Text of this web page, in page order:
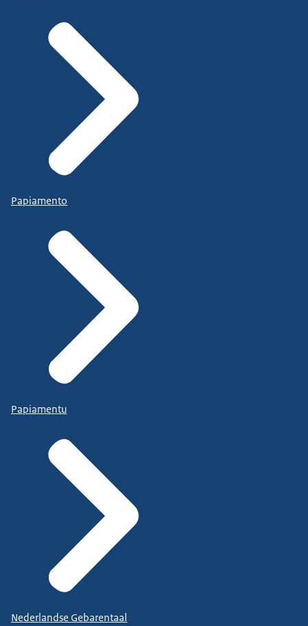
Papiamento
Papiamentu
Nederlandse Gebarentaal